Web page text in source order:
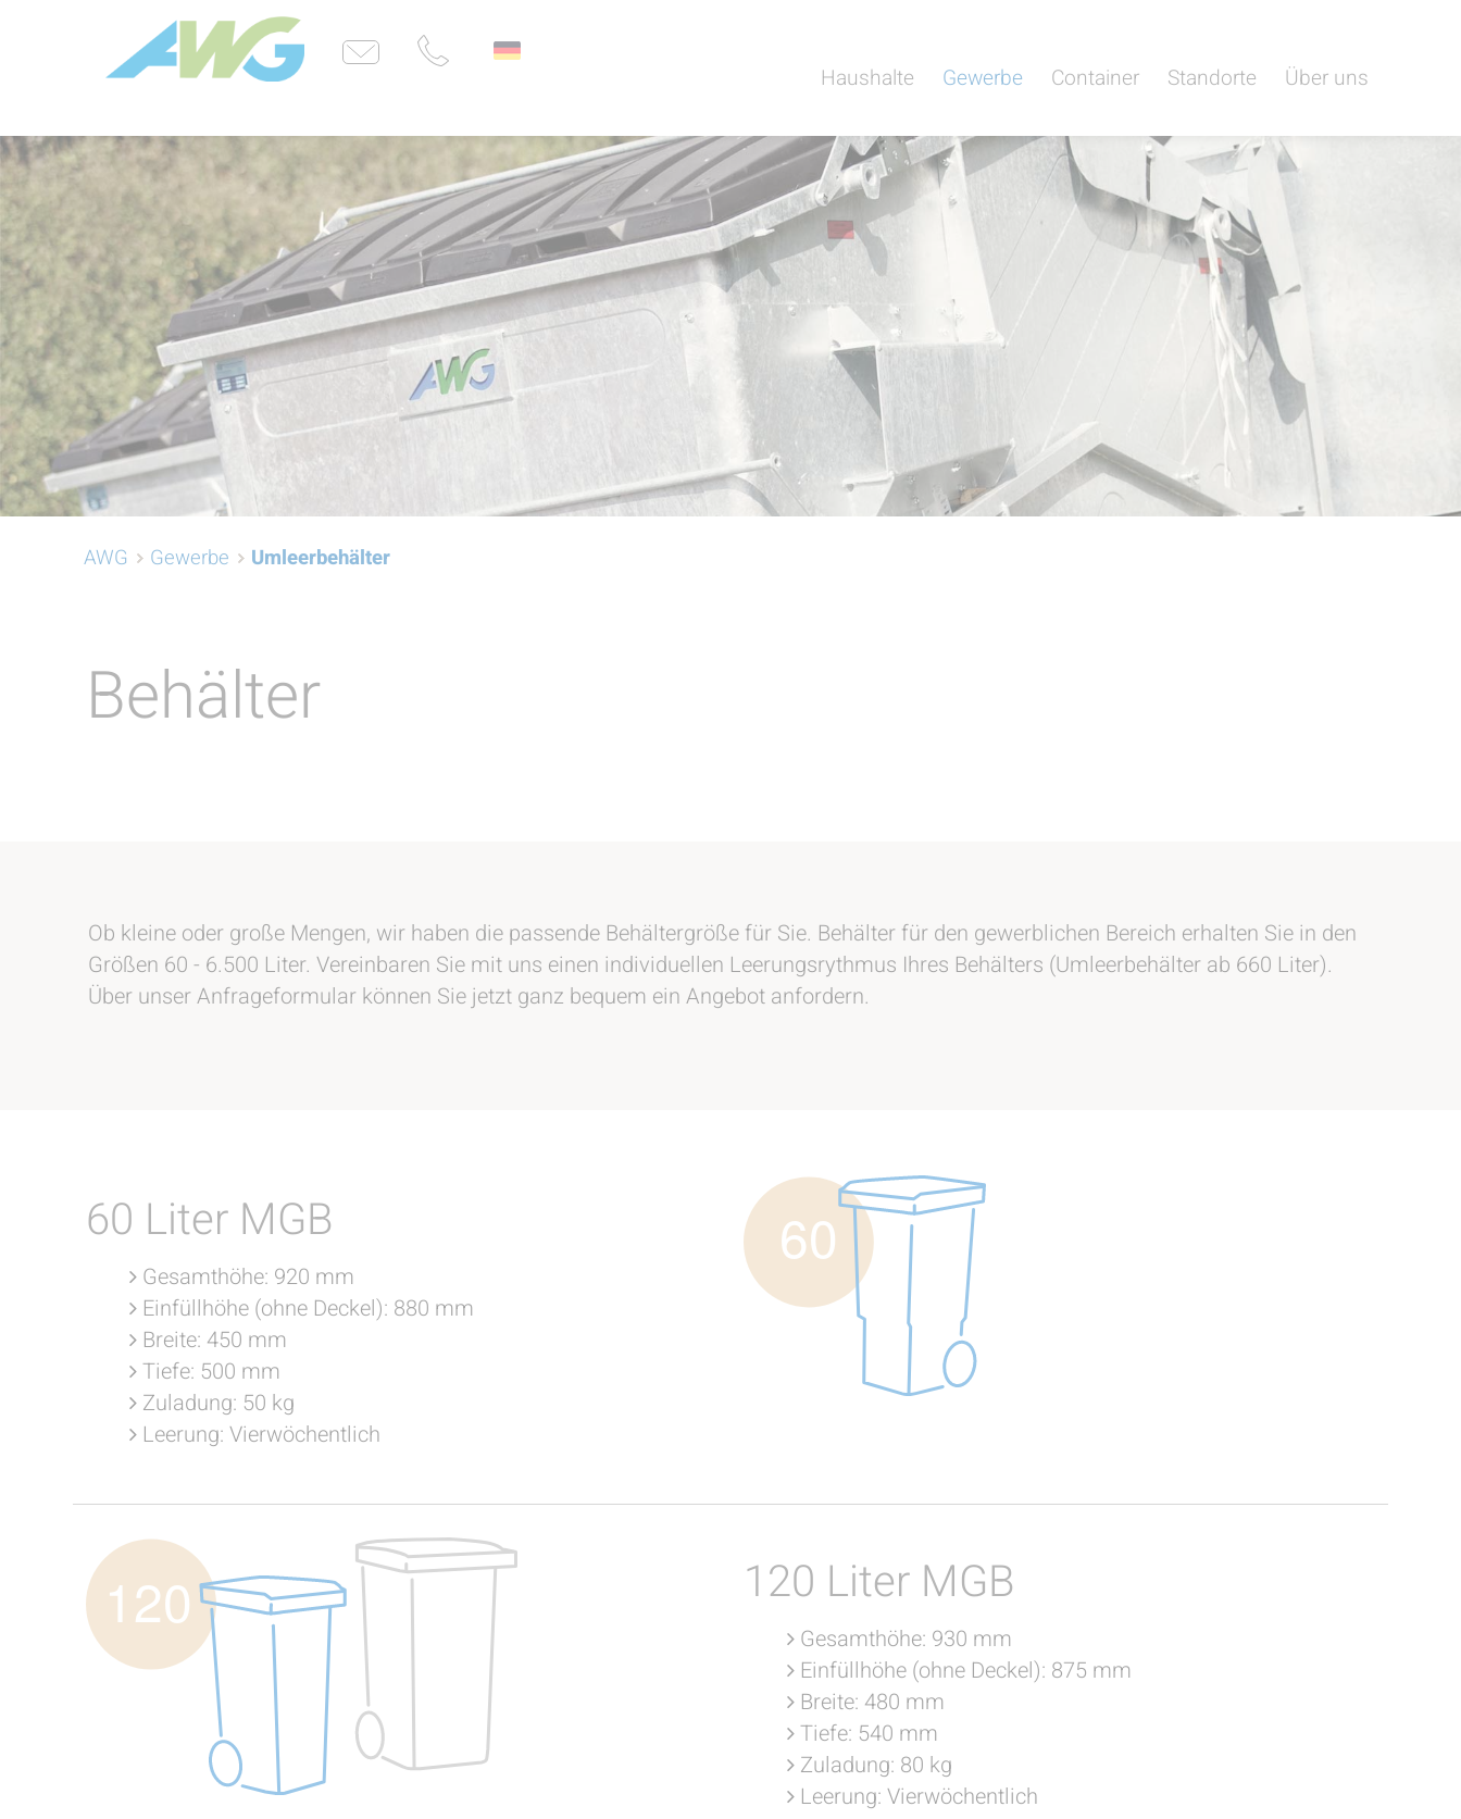
Haushalte Gewerbe Container Standorte Über uns
AWG Gewerbe Umleerbehälter
Behälter
Ob kleine oder große Mengen, wir haben die passende Behältergröße für Sie. Behälter für den gewerblichen Bereich erhalten Sie in den
Größen 60 - 6.500 Liter. Vereinbaren Sie mit uns einen individuellen Leerungsrythmus Ihres Behälters (Umleerbehälter ab 660 Liter).
Über unser Anfrageformular können Sie jetzt ganz bequem ein Angebot anfordern.
60 Liter MGB
Gesamthöhe: 920 mm
Einfüllhöhe (ohne Deckel): 880 mm
Breite: 450 mm
Tiefe: 500 mm
Zuladung: 50 kg
Leerung: Vierwöchentlich
120 Liter MGB
Gesamthöhe: 930 mm
Einfüllhöhe (ohne Deckel): 875 mm
Breite: 480 mm
Tiefe: 540 mm
Zuladung: 80 kg
Leerung: Vierwöchentlich